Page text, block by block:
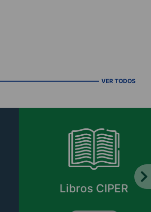
VER TODOS
Libros CIPER